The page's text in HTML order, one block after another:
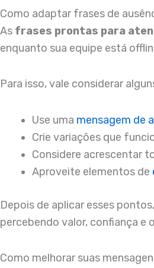
Como adaptar frases de
As frases prontas para
enquanto sua equipe está
Para isso, vale considerar
Use uma mensagem de
Crie variações que
Considere acrescentar
Aproveite elementos de
Depois de aplicar esses
percebendo valor, confiança e
Como melhorar suas